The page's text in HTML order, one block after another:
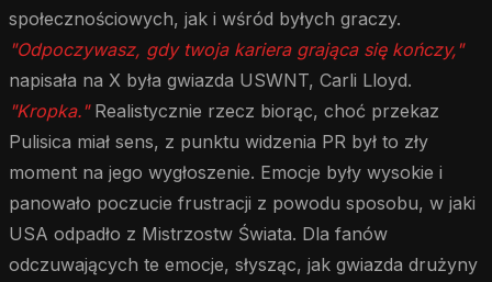
społecznościowych, jak i wśród byłych graczy.
"Odpoczywasz, gdy twoja kariera grająca się kończy,"
napisała na X była gwiazda USWNT, Carli Lloyd.
"Kropka."Realistycznie rzecz biorąc, choć przekaz
Pulisica miał sens, z punktu widzenia PR był to zły
moment na jego wygłoszenie. Emocje były wysokie i
panowało poczucie frustracji z powodu sposobu, w jaki
USA odpadło z Mistrzostw Świata. Dla fanów
odczuwających te emocje, słysząc, jak gwiazda drużyny